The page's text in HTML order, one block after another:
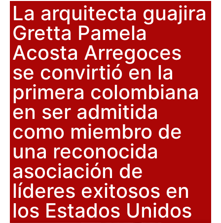
La arquitecta guajira
Gretta Pamela
Acosta Arregoces
se convirtió en la
primera colombiana
en ser admitida
como miembro de
una reconocida
asociación de
líderes exitosos en
los Estados Unidos